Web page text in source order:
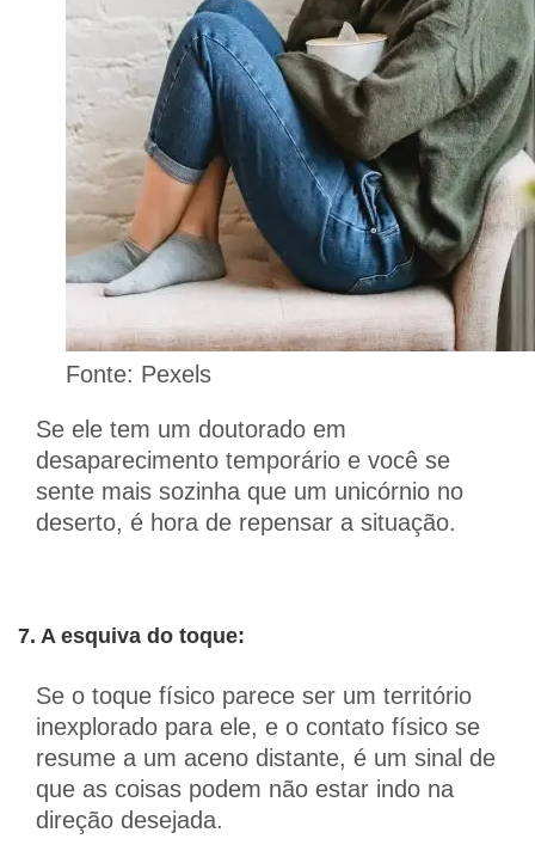
Fonte: Pexels
Se ele tem um doutorado em
desaparecimento temporário e você se
sente mais sozinha que um unicórnio no
deserto, é hora de repensar a situação.
7. A esquiva do toque:
Se o toque físico parece ser um território
inexplorado para ele, e o contato físico se
resume a um aceno distante, é um sinal de
que as coisas podem não estar indo na
direção desejada.